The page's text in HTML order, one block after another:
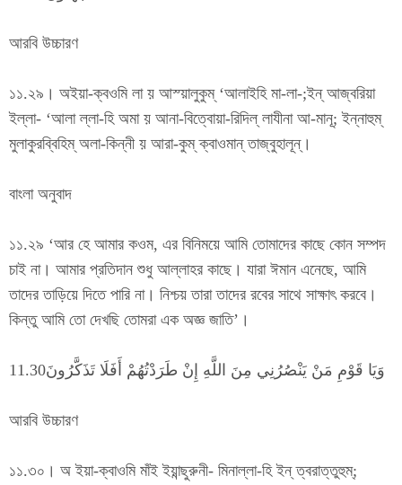
আরবি উচ্চারণ
১১.২৯। অইয়া-ক্বওমি লা য় আস্য়ালুকুম্ ‘আলাইহি মা-লা-;ইন্ আজ্বরিয়া
ইল্লা- ‘আলা ল্লা-হি অমা য় আনা-বিত্বোয়া-রিদিল্ লাযীনা আ-মানূ; ইন্নাহুম্
মুলাকুরব্বিহিম্ অলা-কিন্নী য় আরা-কুম্ ক্বাওমান্ তাজ্বুহালূন্।
বাংলা অনুবাদ
১১.২৯ ‘আর হে আমার কওম, এর বিনিময়ে আমি তোমাদের কাছে কোন সম্পদ
চাই না। আমার প্রতিদান শুধু আল্লাহর কাছে। যারা ঈমান এনেছে, আমি
তাদের তাড়িয়ে দিতে পারি না। নিশ্চয় তারা তাদের রবের সাথে সাক্ষাৎ করবে।
কিন্তু আমি তো দেখছি তোমরা এক অজ্ঞ জাতি’।
وَيَا قَوْمِ مَنْ يَنْصُرُنِي مِنَ اللَّهِ إِنْ طَرَدْتُهُمْ أَفَلَا تَذَكَّرُونَ11.30
আরবি উচ্চারণ
১১.৩০। অ ইয়া-ক্বাওমি মাঁই ইয়ান্ছুরুনী- মিনাল্লা-হি ইন্ ত্বরাত্তুহুম্;